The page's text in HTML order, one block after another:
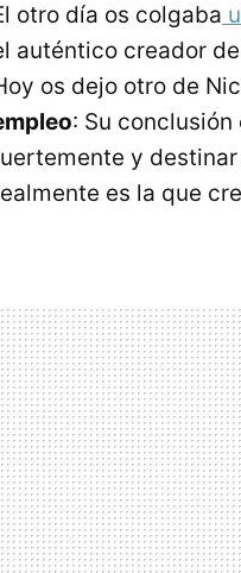
otro día os colgaba
auténtico creador
os dejo otro de
: Su
y
es la que